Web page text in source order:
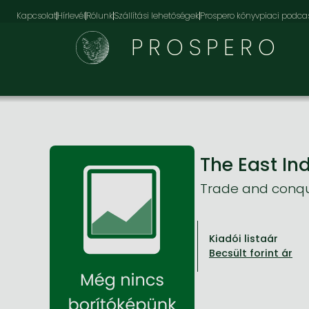
KapcsolatHírlevélRólunkSzállítási lehetőségekProspero könyvpiaci
PROSPERO
The East
Trade and
Kiadói listaár